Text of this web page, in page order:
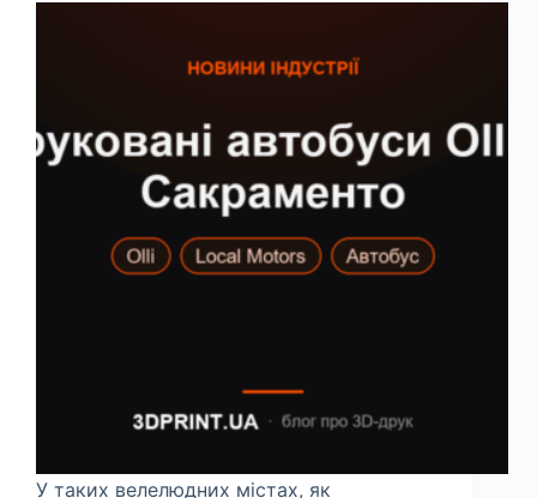
У таких велелюдних містах, як